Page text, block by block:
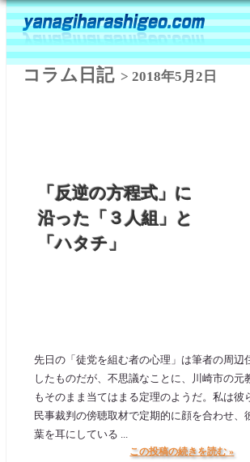
コラム日記> 2018年5月2日
「反逆の方程式」に
沿った「３人組」と
「ハタチ」
先日の「徒党を組む者の心理」は筆者の周辺
したものだが、不思議なことに、川崎市の元
もそのまま当てはまる定理のようだ。私は彼
民事裁判の傍聴取材で定期的に顔を合わせ、
葉を耳にしている ...
この投稿の続きを読む »